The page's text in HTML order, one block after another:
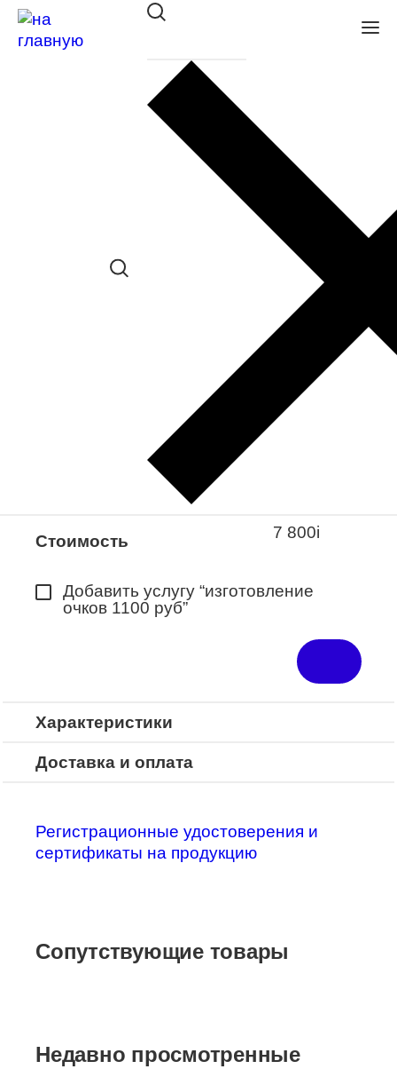
Оправа St. Louise SR 1401 C4
в наличии (До 5 шт.) *наличие товара в
конкретном салоне необходимо
Закажите понравившуюся модель
в ближайший салон “Оптик-Экспресс”.
*Доступно для Республики
Стоимость 7 800i
Добавить услугу “изготовление
очков 1100 руб”
Сравнить товар
Характеристики
Доставка и оплата
Регистрационные удостоверения и
сертификаты на продукцию
Сопутствующие товары
Недавно просмотренные